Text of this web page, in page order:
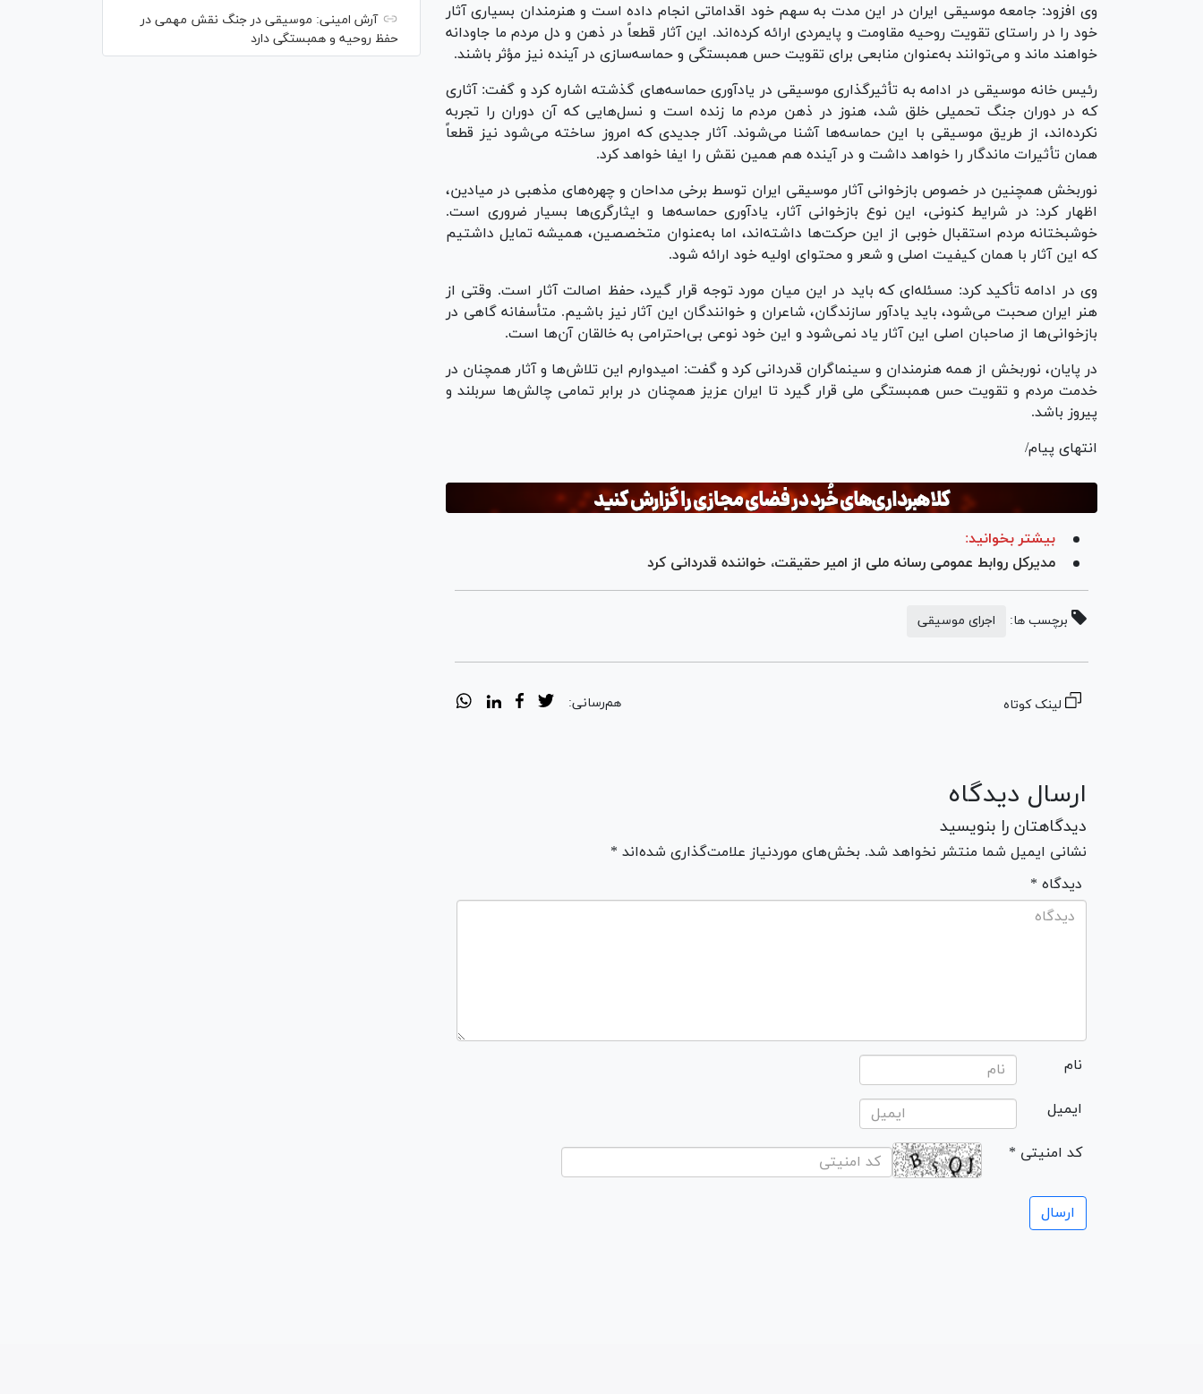
وی افزود: جامعه موسیقی ایران در این مدت به سهم خود اقداماتی انجام داده است و هنرمندان بسیاری آثار
خود را در راستای تقویت روحیه مقاومت و پایمردی ارائه کرده‌اند. این آثار قطعاً در ذهن و دل مردم ما جاودانه
خواهند ماند و می‌توانند به‌عنوان منابعی برای تقویت حس همبستگی و حماسه‌سازی در آینده نیز مؤثر باشند.
رئیس خانه موسیقی در ادامه به تأثیرگذاری موسیقی در یادآوری حماسه‌های گذشته اشاره کرد و گفت: آثاری
که در دوران جنگ تحمیلی خلق شد، هنوز در ذهن مردم ما زنده است و نسل‌هایی که آن دوران را تجربه
نکرده‌اند، از طریق موسیقی با این حماسه‌ها آشنا می‌شوند. آثار جدیدی که امروز ساخته می‌شود نیز قطعاً
همان تأثیرات ماندگار را خواهد داشت و در آینده هم همین نقش را ایفا خواهد کرد.
نوربخش همچنین در خصوص بازخوانی آثار موسیقی ایران توسط برخی مداحان و چهره‌های مذهبی در میادین،
اظهار کرد: در شرایط کنونی، این نوع بازخوانی آثار، یادآوری حماسه‌ها و ایثارگری‌ها بسیار ضروری است.
خوشبختانه مردم استقبال خوبی از این حرکت‌ها داشته‌اند، اما به‌عنوان متخصصین، همیشه تمایل داشتیم
که این آثار با همان کیفیت اصلی و شعر و محتوای اولیه خود ارائه شود.
وی در ادامه تأکید کرد: مسئله‌ای که باید در این میان مورد توجه قرار گیرد، حفظ اصالت آثار است. وقتی از
هنر ایران صحبت می‌شود، باید یادآور سازندگان، شاعران و خوانندگان این آثار نیز باشیم. متأسفانه گاهی در
بازخوانی‌ها از صاحبان اصلی این آثار یاد نمی‌شود و این خود نوعی بی‌احترامی به خالقان آن‌ها است.
در پایان، نوربخش از همه هنرمندان و سینماگران قدردانی کرد و گفت: امیدوارم این تلاش‌ها و آثار همچنان در
خدمت مردم و تقویت حس همبستگی ملی قرار گیرد تا ایران عزیز همچنان در برابر تمامی چالش‌ها سربلند و
پیروز باشد.
انتهای پیام/
بیشتر بخوانید:
مدیرکل روابط عمومی رسانه ملی از امیر حقیقت، خواننده قدردانی کرد
برچسب ها: اجرای موسیقی
لینک کوتاه هم‌رسانی:
ارسال دیدگاه
دیدگاهتان را بنویسید
نشانی ایمیل شما منتشر نخواهد شد. بخش‌های موردنیاز علامت‌گذاری شده‌اند *
* دیدگاه
نام
ایمیل
* کد امنیتی
آرش امینی: موسیقی در جنگ نقش مهمی در
حفظ روحیه و همبستگی دارد